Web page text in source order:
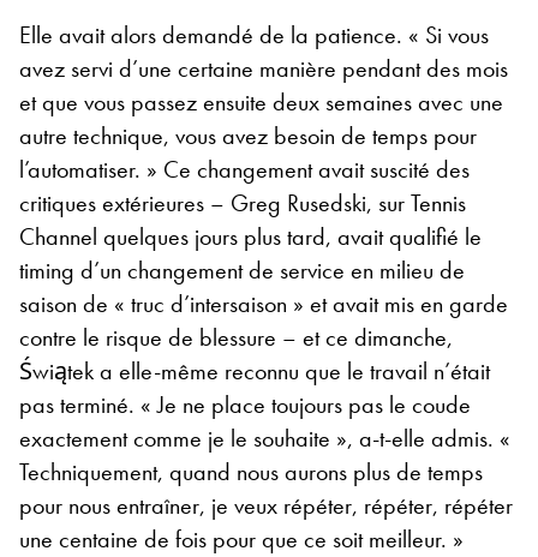
Elle avait alors demandé de la patience. « Si vous
avez servi d’une certaine manière pendant des mois
et que vous passez ensuite deux semaines avec une
autre technique, vous avez besoin de temps pour
l’automatiser. » Ce changement avait suscité des
critiques extérieures – Greg Rusedski, sur Tennis
Channel quelques jours plus tard, avait qualifié le
timing d’un changement de service en milieu de
saison de « truc d’intersaison » et avait mis en garde
contre le risque de blessure – et ce dimanche,
Świątek a elle-même reconnu que le travail n’était
pas terminé. « Je ne place toujours pas le coude
exactement comme je le souhaite », a-t-elle admis. «
Techniquement, quand nous aurons plus de temps
pour nous entraîner, je veux répéter, répéter, répéter
une centaine de fois pour que ce soit meilleur. »